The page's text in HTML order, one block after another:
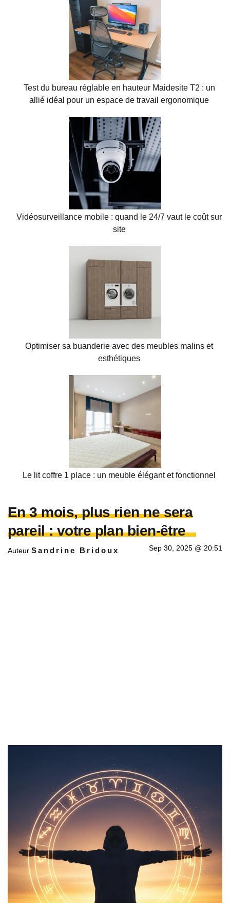
Test du bureau réglable en hauteur Maidesite T2 : un
allié idéal pour un espace de travail ergonomique
Vidéosurveillance mobile : quand le 24/7 vaut le coût sur
site
Optimiser sa buanderie avec des meubles malins et
esthétiques
Le lit coffre 1 place : un meuble élégant et fonctionnel
En 3 mois, plus rien ne sera
pareil : votre plan bien-être
Auteur Sandrine Bridoux Sep 30, 2025 @ 20:51